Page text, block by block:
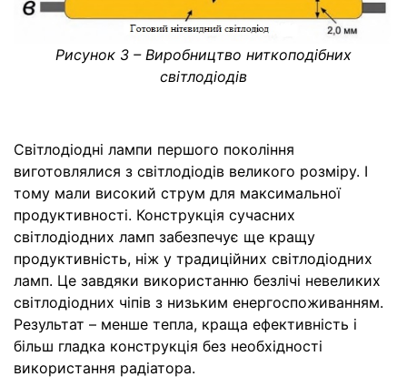
Рисунок 3 – Виробництво ниткоподібних
світлодіодів
Світлодіодні лампи першого покоління
виготовлялися з світлодіодів великого розміру. І
тому мали високий струм для максимальної
продуктивності. Конструкція сучасних
світлодіодних ламп забезпечує ще кращу
продуктивність, ніж у традиційних світлодіодних
ламп. Це завдяки використанню безлічі невеликих
світлодіодних чіпів з низьким енергоспоживанням.
Результат – менше тепла, краща ефективність і
більш гладка конструкція без необхідності
використання радіатора.